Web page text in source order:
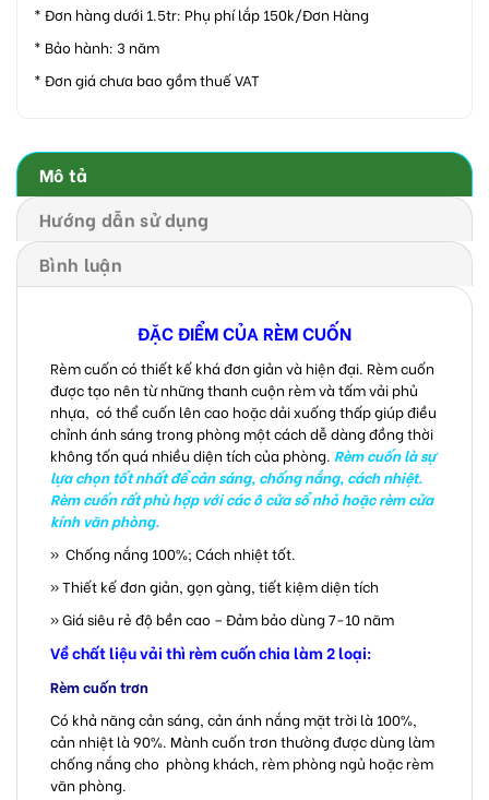
* Đơn hàng dưới 1.5tr: Phụ phí lắp 150k/Đơn Hàng
* Bảo hành: 3 năm
* Đơn giá chưa bao gồm thuế VAT
Mô tả
Hướng dẫn sử dụng
Bình luận
ĐẶC ĐIỂM CỦA RÈM CUỐN
Rèm cuốn có thiết kế khá đơn giản và hiện đại. Rèm cuốn
được tạo nên từ những thanh cuộn rèm và tấm vải phủ
nhựa, có thể cuốn lên cao hoặc dải xuống thấp giúp điều
chỉnh ánh sáng trong phòng một cách dễ dàng đồng thời
không tốn quá nhiều diện tích của phòng. Rèm cuốn là sự
lựa chọn tốt nhất để cản sáng, chống nắng, cách nhiệt.
Rèm cuốn rất phù hợp với các ô cửa sổ nhỏ hoặc rèm cửa
kính văn phòng.
» Chống nắng 100%; Cách nhiệt tốt.
» Thiết kế đơn giản, gọn gàng, tiết kiệm diện tích
» Giá siêu rẻ độ bền cao – Đảm bảo dùng 7-10 năm
Về chất liệu vải thì rèm cuốn chia làm 2 loại:
Rèm cuốn trơn
Có khả năng cản sáng, cản ánh nắng mặt trời là 100%,
cản nhiệt là 90%. Mành cuốn trơn thường được dùng làm
chống nắng cho phòng khách, rèm phòng ngủ hoặc rèm
văn phòng.